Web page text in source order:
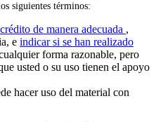
siguientes términos:
crédito de manera adecuada ,
e indicar si se han realizado
forma razonable, pero
usted o su uso tienen el apoyo
hacer uso del material con